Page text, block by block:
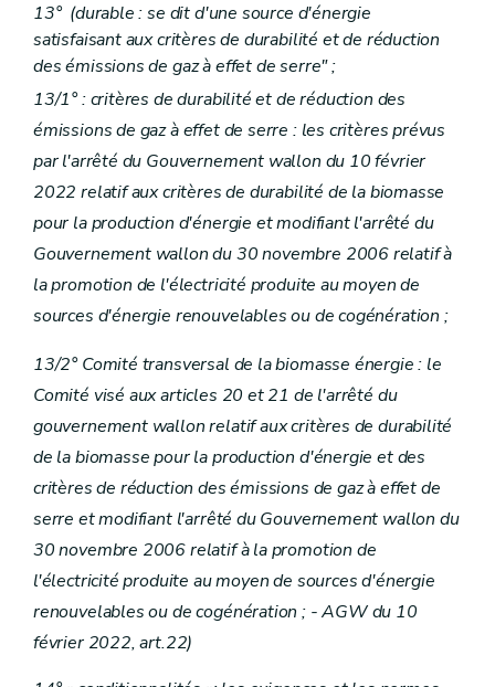
13° (durable : se dit d'une source d'énergie
satisfaisant aux critères de durabilité et de réduction
des émissions de gaz à effet de serre" ;
13/1° : critères de durabilité et de réduction des
émissions de gaz à effet de serre : les critères prévus
par l'arrêté du Gouvernement wallon du 10 février
2022 relatif aux critères de durabilité de la biomasse
pour la production d'énergie et modifiant l'arrêté du
Gouvernement wallon du 30 novembre 2006 relatif à
la promotion de l'électricité produite au moyen de
sources d'énergie renouvelables ou de cogénération ;
13/2° Comité transversal de la biomasse énergie : le
Comité visé aux articles 20 et 21 de l'arrêté du
gouvernement wallon relatif aux critères de durabilité
de la biomasse pour la production d'énergie et des
critères de réduction des émissions de gaz à effet de
serre et modifiant l'arrêté du Gouvernement wallon du
30 novembre 2006 relatif à la promotion de
l'électricité produite au moyen de sources d'énergie
renouvelables ou de cogénération ; - AGW du 10
février 2022, art.22)